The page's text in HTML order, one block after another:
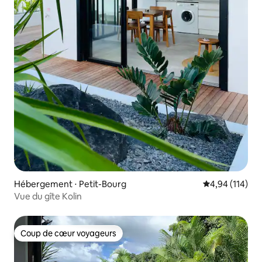
Hébergement ⋅ Petit-Bourg Évaluation
4,94 (114)
Vue du gîte Kolin
Coup de cœur voyageurs
Coup de cœur voyageurs